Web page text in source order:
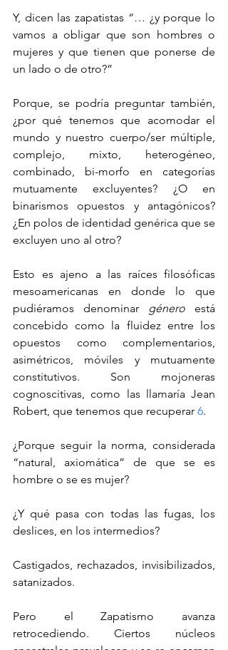
Y, dicen las zapatistas “… ¿y porque lo
vamos a obligar que son hombres o
mujeres y que tienen que ponerse de
un lado o de otro?”
Porque, se podría preguntar también,
¿por qué tenemos que acomodar el
mundo y nuestro cuerpo/ser múltiple,
complejo, mixto, heterogéneo,
combinado, bi-morfo en categorías
mutuamente excluyentes? ¿O en
binarismos opuestos y antagónicos?
¿En polos de identidad genérica que se
excluyen uno al otro?
Esto es ajeno a las raíces filosóficas
mesoamericanas en donde lo que
pudiéramos denominar género está
concebido como la fluidez entre los
opuestos como complementarios,
asimétricos, móviles y mutuamente
constitutivos. Son mojoneras
cognoscitivas, como las llamaría Jean
Robert, que tenemos que recuperar 6.
¿Porque seguir la norma, considerada
“natural, axiomática” de que se es
hombre o se es mujer?
¿Y qué pasa con todas las fugas, los
deslices, en los intermedios?
Castigados, rechazados, invisibilizados,
satanizados.
Pero el Zapatismo avanza
retrocediendo. Ciertos núcleos